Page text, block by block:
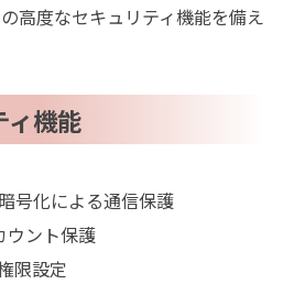
高度なセキュリティ機能を備え
ィ機能
号化による通信保護
ウント保護
限設定